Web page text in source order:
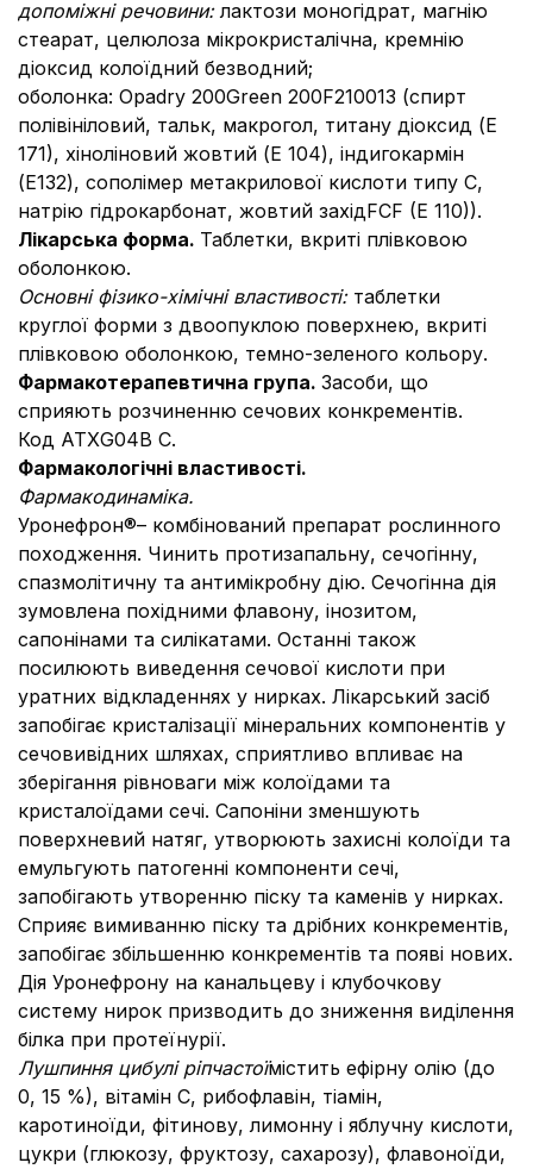
допоміжні речовини:лактози моногідрат, магнію
стеарат, целюлоза мікрокристалічна, кремнію
діоксид колоїдний безводний;
оболонка: Opadry 200Green 200F210013 (спирт
полівініловий, тальк, макрогол, титану діоксид (Е
171), хіноліновий жовтий (E 104), індигокармін
(E132), сополімер метакрилової кислоти типу С,
натрію гідрокарбонат, жовтий західFCF (E 110)).
Лікарська форма. Таблетки, вкриті плівковою
оболонкою.
Основні фізико-хімічні властивості: таблетки
круглої форми з двоопуклою поверхнею, вкриті
плівковою оболонкою, темно-зеленого кольору.
Фармакотерапевтична група. Засоби, що
сприяють розчиненню сечових конкрементів.
Код АТХG04В С.
Фармакологічні властивості.
Фармакодинаміка.
Уронефрон®– комбінований препарат рослинного
походження. Чинить протизапальну, сечогінну,
спазмолітичну та антимікробну дію. Сечогінна дія
зумовлена похідними флавону, інозитом,
сапонінами та силікатами. Останні також
посилюють виведення сечової кислоти при
уратних відкладеннях у нирках. Лікарський засіб
запобігає кристалізації мінеральних компонентів у
сечовивідних шляхах, сприятливо впливає на
зберігання рівноваги між колоїдами та
кристалоїдами сечі. Сапоніни зменшують
поверхневий натяг, утворюють захисні колоїди та
емульгують патогенні компоненти сечі,
запобігають утворенню піску та каменів у нирках.
Сприяє вимиванню піску та дрібних конкрементів,
запобігає збільшенню конкрементів та появі нових.
Дія Уронефрону на канальцеву і клубочкову
систему нирок призводить до зниження виділення
білка при протеїнурії.
Лушпиння цибулі ріпчастоїмістить ефірну олію (до
0, 15 %), вітамін С, рибофлавін, тіамін,
каротиноїди, фітинову, лимонну і яблучну кислоти,
цукри (глюкозу, фруктозу, сахарозу), флавоноїди,